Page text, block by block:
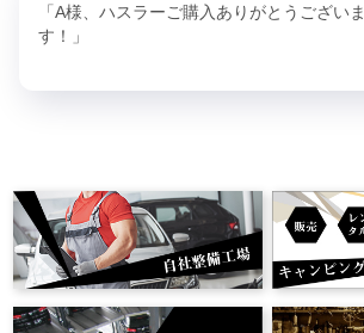
「A様、ハスラーご購入ありがとうございま
す！」